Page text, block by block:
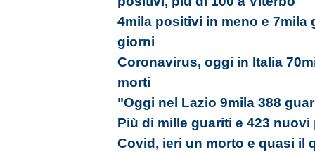
4mila positivi in meno e
giorni
Coronavirus, oggi in Italia
morti
"Oggi nel Lazio 9mila 388
Più di mille guariti e 423
Covid, ieri un morto e quasi il